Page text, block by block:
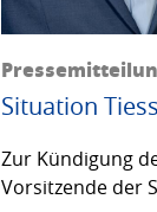
Situation
Zur Kündigung
Vorsitzende der